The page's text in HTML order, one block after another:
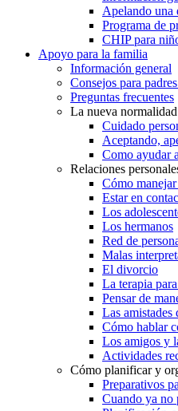
Apelando una
Programa de
CHIP para
Apoyo para la familia
Información general
Consejos para
Preguntas frecuentes
La nueva normalidad
Cuidado
Aceptando,
Como ayudar
Relaciones
Cómo
Estar en
Los
Los hermanos
Red de
Malas
El divorcio
La terapia
Pensar de
Las amistades
Cómo hablar
Los amigos y
Actividades
Cómo planificar y
Preparativos
Cuando ya no